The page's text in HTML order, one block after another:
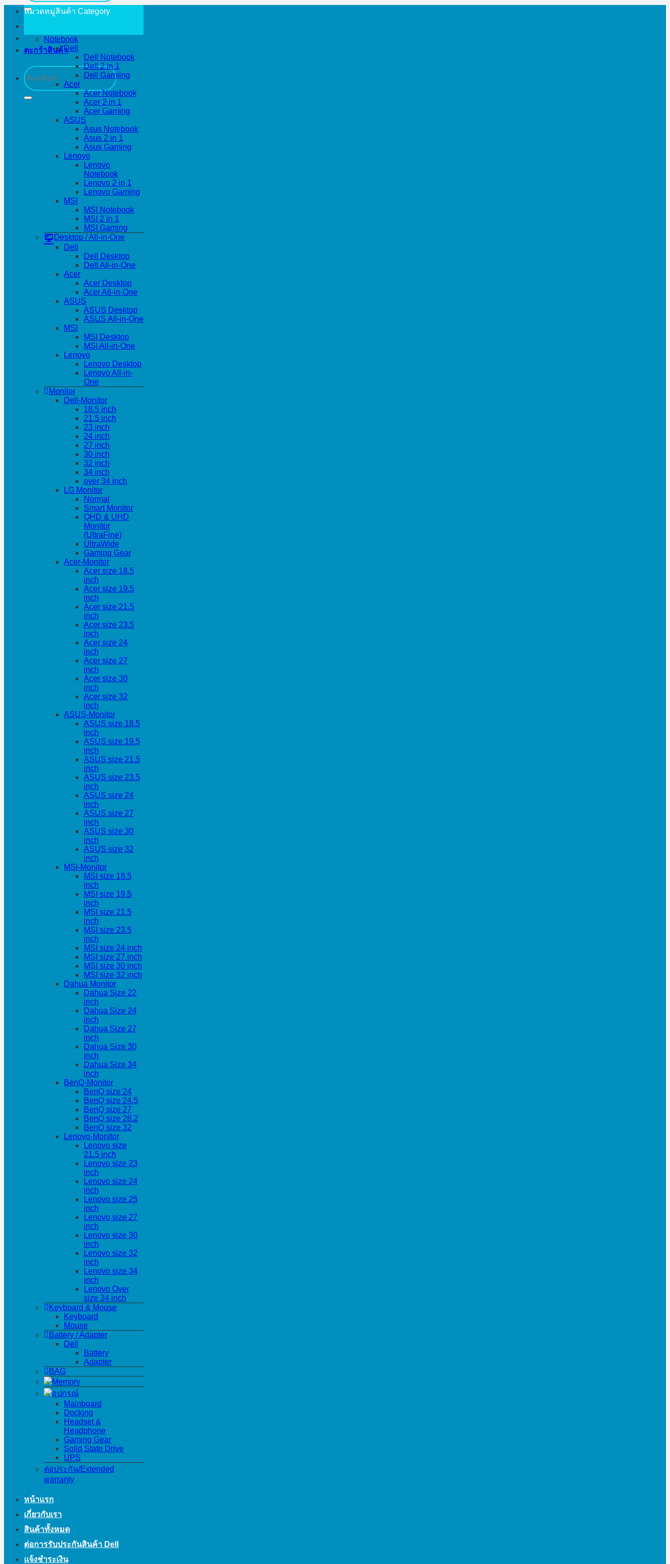
ตะกร้าสินค้า
ค้นหา:
หมวดหมู่สินค้า Category
Notebook
Dell
Dell Notebook
Dell 2 in 1
Dell Gamiing
Acer
Acer Notebook
Acer 2 in 1
Acer Gaming
ASUS
Asus Notebook
Asus 2 in 1
Asus Gaming
Lenovo
Lenovo
Notebook
Lenovo 2 in 1
Lenovo Gaming
MSI
MSI Notebook
MSI 2 in 1
MSI Gaming
Desktop / All-in-One
Dell
Dell Desktop
Dell All-in-One
Acer
Acer Desktop
Acer All-in-One
ASUS
ASUS Desktop
ASUS All-in-One
MSI
MSI Desktop
MSI All-in-One
Lenovo
Lenovo Desktop
Lenovo All-in-
One
Monitor
Dell-Monitor
18.5 inch
21.5 inch
23 inch
24 inch
27 inch
30 inch
32 inch
34 inch
over 34 inch
LG Monitor
Normal
Smart Monitor
QHD & UHD
Monitor
(UltraFine)
UltraWide
Gaming Gear
Acer-Monitor
Acer size 18.5
inch
Acer size 19.5
inch
Acer size 21.5
inch
Acer size 23.5
inch
Acer size 24
inch
Acer size 27
inch
Acer size 30
inch
Acer size 32
inch
ASUS-Monitor
ASUS size 18.5
inch
ASUS size 19.5
inch
ASUS size 21.5
inch
ASUS size 23.5
inch
ASUS size 24
inch
ASUS size 27
inch
ASUS size 30
inch
ASUS size 32
inch
MSI-Monitor
MSI size 18.5
inch
MSI size 19.5
inch
MSI size 21.5
inch
MSI size 23.5
inch
MSI size 24 inch
MSI size 27 inch
MSI size 30 inch
MSI size 32 inch
Dahua Monitor
Dahua Size 22
inch
Dahua Size 24
inch
Dahua Size 27
inch
Dahua Size 30
inch
Dahua Size 34
inch
BenQ-Monitor
BenQ size 24
BenQ size 24.5
BenQ size 27
BenQ size 28.2
BenQ size 32
Lenovo-Monitor
Lenovo size
21.5 inch
Lenovo size 23
inch
Lenovo size 24
inch
Lenovo size 25
inch
Lenovo size 27
inch
Lenovo size 30
inch
Lenovo size 32
inch
Lenovo size 34
inch
Lenovo Over
size 34 inch
Keyboard & Mouse
Keyboard
Mouse
Battery / Adapter
Dell
Battery
Adapter
BAG
Memory
อุปกรณ์
Mainboard
Docking
Headset &
Headphone
Gaming Gear
Solid State Drive
UPS
ต่อประกัน/Extended
warranty
หน้าแรก
เกี่ยวกับเรา
สินค้าทั้งหมด
ต่อการรับประกันสินค้า Dell
แจ้งชำระเงิน